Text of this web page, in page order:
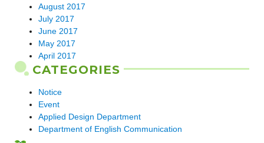
August 2017
July 2017
June 2017
May 2017
April 2017
CATEGORIES
Notice
Event
Applied Design Department
Department of English Communication